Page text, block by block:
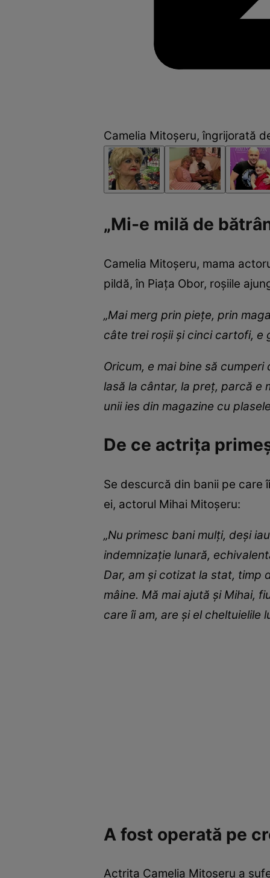
Camelia Mitoșeru, îngrijorată
„Mi-e milă de
Camelia Mitoșeru, mama
pildă, în Piața Obor, roșiile
„Mai merg prin piețe, prin
câte trei roșii și cinci cartofi, e
Oricum, e mai bine să
lasă la cântar, la preț, parcă e
unii ies din magazine cu
De ce actrița
Se descurcă din banii pe care
ei, actorul Mihai Mitoșeru:
„Nu primesc bani mulți, deși
indemnizație lunară,
Dar, am și cotizat la stat, timp
mâine. Mă mai ajută și Mihai,
care îi am, are și el cheltuielile
A fost operată pe
Actrița Camelia Mitoșeru a